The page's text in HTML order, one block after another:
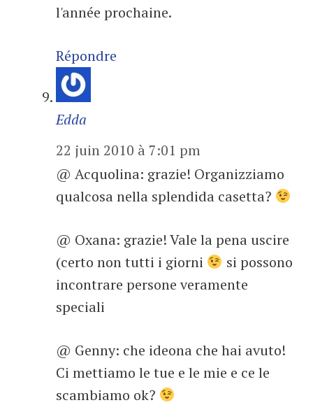
l'année prochaine.
Répondre
Edda
22 juin 2010 à 7:01 pm
@ Acquolina: grazie! Organizziamo
qualcosa nella splendida casetta?
@ Oxana: grazie! Vale la pena uscire
(certo non tutti i giorni
si possono
incontrare persone veramente
speciali
@ Genny: che ideona che hai avuto!
Ci mettiamo le tue e le mie e ce le
scambiamo ok?